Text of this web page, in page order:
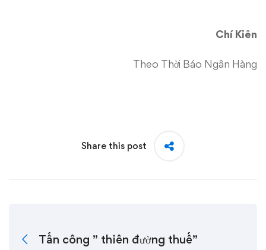
Chí Kiên
Theo Thời Báo Ngân Hàng
Share this post
Tấn công ” thiên đường thuế”